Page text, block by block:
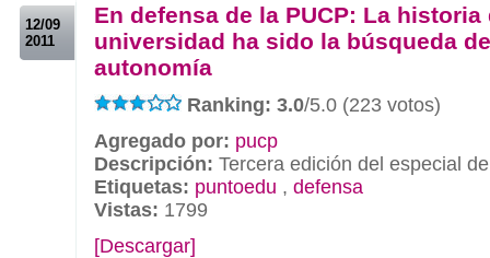
12/09
2011
En defensa de la PUCP: La historia
universidad ha sido la búsqueda de
autonomía
Ranking: 3.0/5.0 (223 votos)
Agregado por: pucp
Descripción: Tercera edición del especial
Etiquetas: puntoedu , defensa
Vistas: 1799
[Descargar]